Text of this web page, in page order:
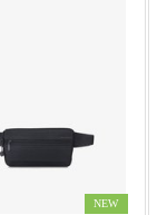
NEW